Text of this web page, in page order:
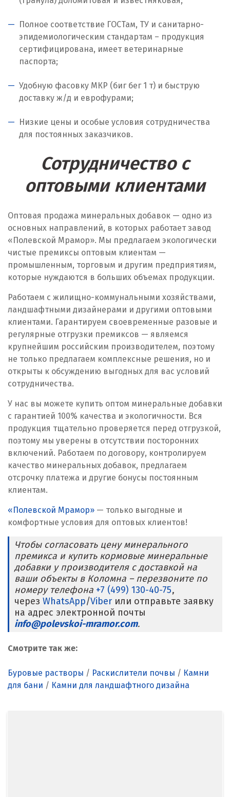
Ноябрьск
Нягань
О
Омск
Оренбург
Орехово-Зуево
П
Пенза
Первоуральск
Пермь
Подольск
Походилова
Псков
Пушкино
Пятигорск
Р
Раменское
Ревда
Реутов
Рязань
С
Салехард
Самара
Санкт-Петербург
Севастополь
Полное соответствие ГОСТам, ТУ и санитарно-
эпидемиологическим стандартам – продукция
сертифицирована, имеет ветеринарные
паспорта;
Удобную фасовку МКР (биг бег 1 т) и быструю
доставку ж/д и еврофурами;
Низкие цены и особые условия сотрудничества
для постоянных заказчиков.
Сотрудничество с
оптовыми клиентами
Оптовая продажа минеральных добавок — одно из
основных направлений, в которых работает завод
«Полевской Мрамор». Мы предлагаем экологически
чистые премиксы оптовым клиентам —
промышленным, торговым и другим предприятиям,
которые нуждаются в больших объемах продукции.
Работаем с жилищно-коммунальными хозяйствами,
ландшафтными дизайнерами и другими оптовыми
клиентами. Гарантируем своевременные разовые и
регулярные отгрузки премиксов — являемся
крупнейшим российским производителем, поэтому
не только предлагаем комплексные решения, но и
открыты к обсуждению выгодных для вас условий
сотрудничества.
У нас вы можете купить оптом минеральные добавки
с гарантией 100% качества и экологичности. Вся
продукция тщательно проверяется перед отгрузкой,
поэтому мы уверены в отсутствии посторонних
включений. Работаем по договору, контролируем
качество минеральных добавок, предлагаем
отсрочку платежа и другие бонусы постоянным
клиентам.
«Полевской Мрамор» — только выгодные и
комфортные условия для оптовых клиентов!
Чтобы согласовать цену минерального
премикса и купить кормовые минеральные
добавки у производителя с доставкой на
ваши объекты в Коломна – перезвоните по
номеру телефона +7 (499) 130-40-75,
через WhatsApp/Viber или отправьте заявку
на адрес электронной почты
info@polevskoi-mramor.com.
Смотрите так же:
Буровые растворы / Раскислители почвы / Камни
для бани / Камни для ландшафтного дизайна